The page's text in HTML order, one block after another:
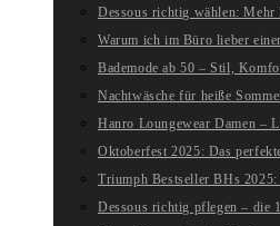
Dessous richtig wählen:
Warum ich im Büro lieber
Bademode ab 50 – Stil,
Nachtwäsche für heiße
Hanro Loungewear Damen –
Oktoberfest 2025: Das
Triumph Bestseller BHs
Dessous richtig pflegen – die